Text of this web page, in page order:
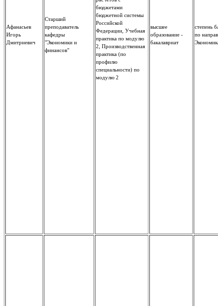
Афанасьев
Игорь
Дмитриевич
Старший
преподаватель
кафедры
"Экономики и
финансов"
бюджетами
бюджетной системы
Российской
Федерации, Учебная
практика по модулю
2, Производственная
практика (по
профилю
специальности) по
модулю 2
высшее
образование -
бакалавриат
степень
по